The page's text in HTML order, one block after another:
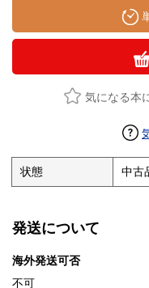
気になる本
状態 中古
発送について
海外発送可否
不可